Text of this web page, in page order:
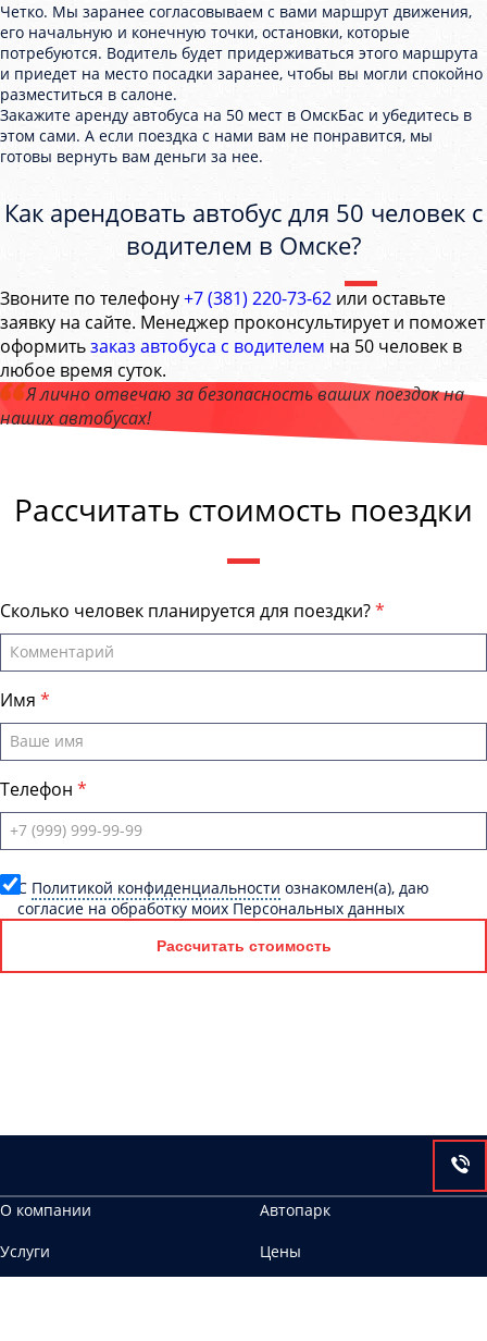
Четко. Мы заранее согласовываем с вами маршрут движения,
его начальную и конечную точки, остановки, которые
потребуются. Водитель будет придерживаться этого маршрута
и приедет на место посадки заранее, чтобы вы могли спокойно
разместиться в салоне.
Закажите аренду автобуса на 50 мест в ОмскБас и убедитесь в
этом сами. А если поездка с нами вам не понравится, мы
готовы вернуть вам деньги за нее.
Как арендовать автобус для 50 человек с
водителем в Омске?
Звоните по телефону+7 (381) 220-73-62 или оставьте
заявку на сайте. Менеджер проконсультирует и поможет
оформитьзаказ автобуса с водителем на 50 человек в
любое время суток.
Я лично отвечаю за безопасность ваших поездок на
наших автобусах!
Рассчитать стоимость поездки
Сколько человек планируется для поездки?
Имя
Телефон
C Политикой конфиденциальности ознакомлен(а), даю
согласие на обработку моих Персональных данных
Рассчитать стоимость
О компании
Автопарк
Услуги
Цены